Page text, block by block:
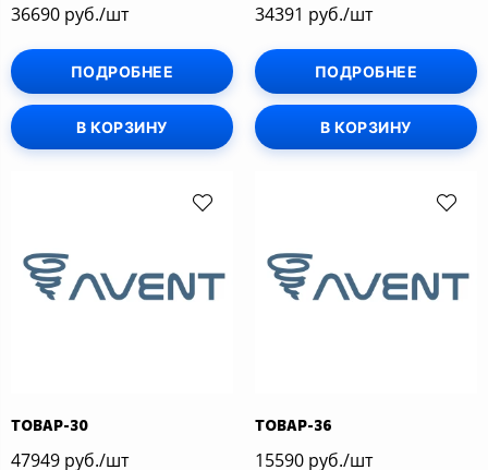
36690 руб./шт
ПОДРОБНЕЕ
В КОРЗИНУ
34391 руб./шт
ПОДРОБНЕЕ
В КОРЗИНУ
ТОВАР-30
47949 руб./шт
ТОВАР-36
15590 руб./шт